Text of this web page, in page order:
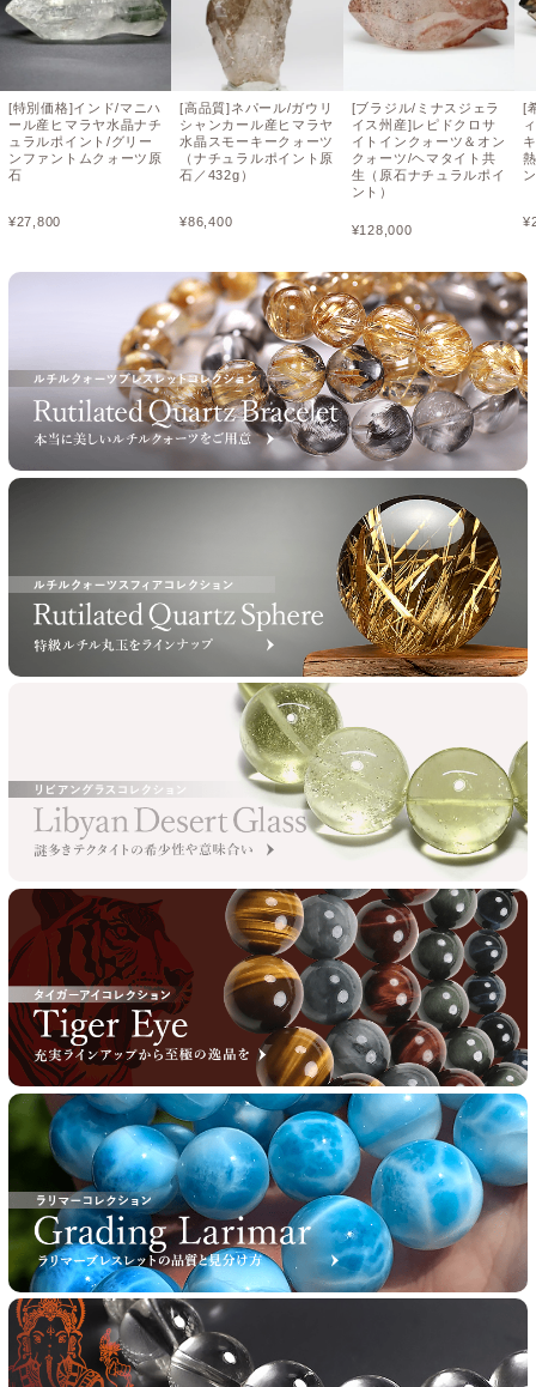
[特別価格]インド/マニハ
ール産ヒマラヤ水晶ナチ
ュラルポイント/グリー
ンファントムクォーツ原
石
¥27,800
[高品質]ネパール/ガウリ
シャンカール産ヒマラヤ
水晶スモーキークォーツ
（ナチュラルポイント原
石／432g）
¥86,400
[ブラジル/ミナスジェラ
イス州産]レピドクロサ
イトインクォーツ＆オン
クォーツ/ヘマタイト共
生（原石ナチュラルポイ
ント）
¥128,000
[
¥